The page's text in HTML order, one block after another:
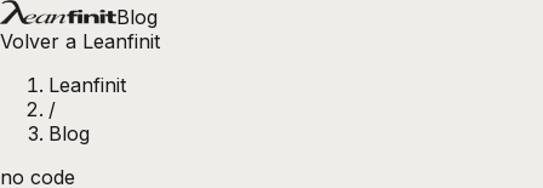
Blog
Volver a Leanfinit
Leanfinit
/
Blog
no code